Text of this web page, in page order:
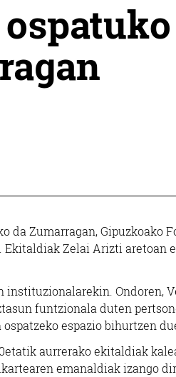
da Zumarragan, Gipuzkoako
Zelai Arizti aretoan
instituzionalarekin. Ondoren,
funtzionala duten
espazio bihurtzen
aurrerako ekitaldiak
emanaldiak izango